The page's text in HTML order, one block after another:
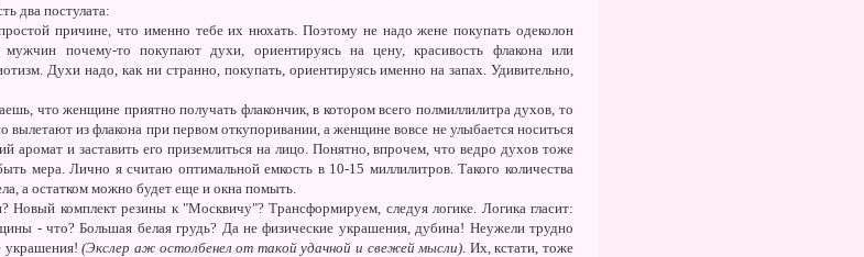
два постулата:
причине, что именно тебе их нюхать. Поэтому не надо жене покупать одеколон
почему-то покупают духи, ориентируясь на цену, красивость флакона или
Духи надо, как ни странно, покупать, ориентируясь именно на запах. Удивительно,
что женщине приятно получать флакончик, в котором всего полмиллилитра духов, то
вылетают из флакона при первом откупоривании, а женщине вовсе не улыбается носиться
аромат и заставить его приземлиться на лицо. Понятно, впрочем, что ведро духов тоже
мера. Лично я считаю оптимальной емкость в 10-15 миллилитров. Такого количества
а остатком можно будет еще и окна помыть.
Новый комплект резины к "Москвичу"? Трансформируем, следуя логике. Логика гласит:
- что? Большая белая грудь? Да не физические украшения, дубина! Неужели трудно
украшения!(Экслер аж остолбенел от такой удачной и свежей мысли). Их, кстати, тоже